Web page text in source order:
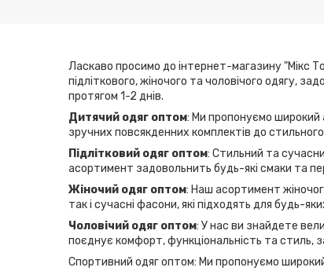
Ласкаво просимо до інтернет-магазину "Мікс
підліткового, жіночого та чоловічого одягу,
протягом 1-2 днів.
Дитячий одяг оптом: Ми пропонуємо широкий
зручних повсякденних комплектів до
Підлітковий одяг оптом: Стильний та
асортимент задовольнить будь-які смаки та
Жіночий одяг оптом: Наш асортимент
так і сучасні фасони, які підходять для будь-
Чоловічий одяг оптом: У нас ви знайдете
поєднує комфорт, функціональність та стиль,
Спортивний одяг оптом: Ми пропонуємо